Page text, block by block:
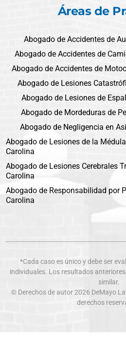
Áreas de
Abogado de Accidentes de
Abogado de Accidentes de
Abogado de Accidentes de
Abogado de Lesiones
Abogado de Lesiones de
Abogado de Mordeduras de
Abogado de Negligencia en
Abogado de Lesiones de la
Carolina
Abogado de Lesiones Cerebrales
Carolina
Abogado de Responsabilidad por
Carolina
*Cada caso es único y debe ser
individuales. Los resultados
similar.
© Derechos de autor 2026 DeMayo
derechos